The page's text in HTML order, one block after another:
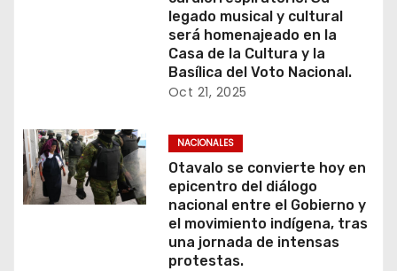
legado musical y cultural
será homenajeado en la
Casa de la Cultura y la
Basílica del Voto Nacional.
Oct 21, 2025
NACIONALES
Otavalo se convierte hoy en
epicentro del diálogo
nacional entre el Gobierno y
el movimiento indígena, tras
una jornada de intensas
protestas.